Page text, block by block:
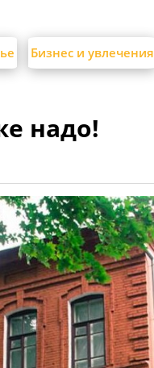
Бизнес и увлечения
надо!